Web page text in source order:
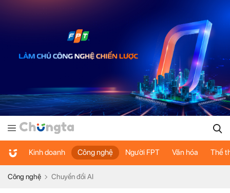
Kinh doanh Công nghệ Người FPT Văn hóa Thể
Công nghệ Chuyển đổi AI